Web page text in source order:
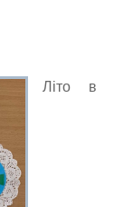
Літо в